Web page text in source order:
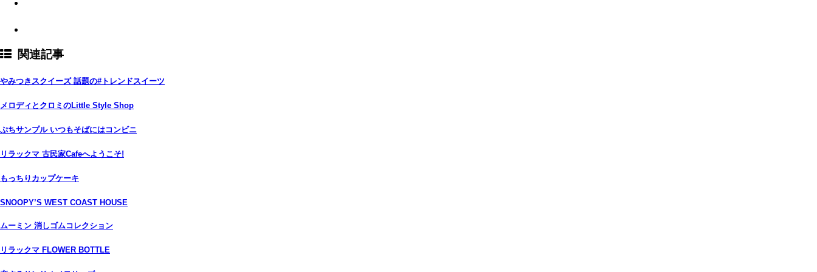
関連記事
やみつきスクイーズ 話題の#トレンドスイーツ
メロディとクロミのLittle Style Shop
ぷちサンプル いつもそばにはコンビニ
リラックマ 古民家Cafeへようこそ!
もっちりカップケーキ
SNOOPY’S WEST COAST HOUSE
ムーミン 消しゴムコレクション
リラックマ FLOWER BOTTLE